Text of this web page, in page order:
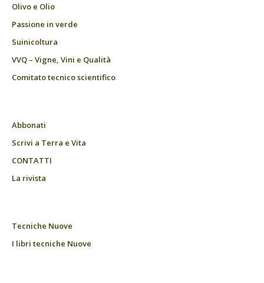
Olivo e Olio
Passione in verde
Suinicoltura
VVQ – Vigne, Vini e Qualità
Comitato tecnico scientifico
Abbonati
Scrivi a Terra e Vita
CONTATTI
La rivista
Tecniche Nuove
I libri tecniche Nuove